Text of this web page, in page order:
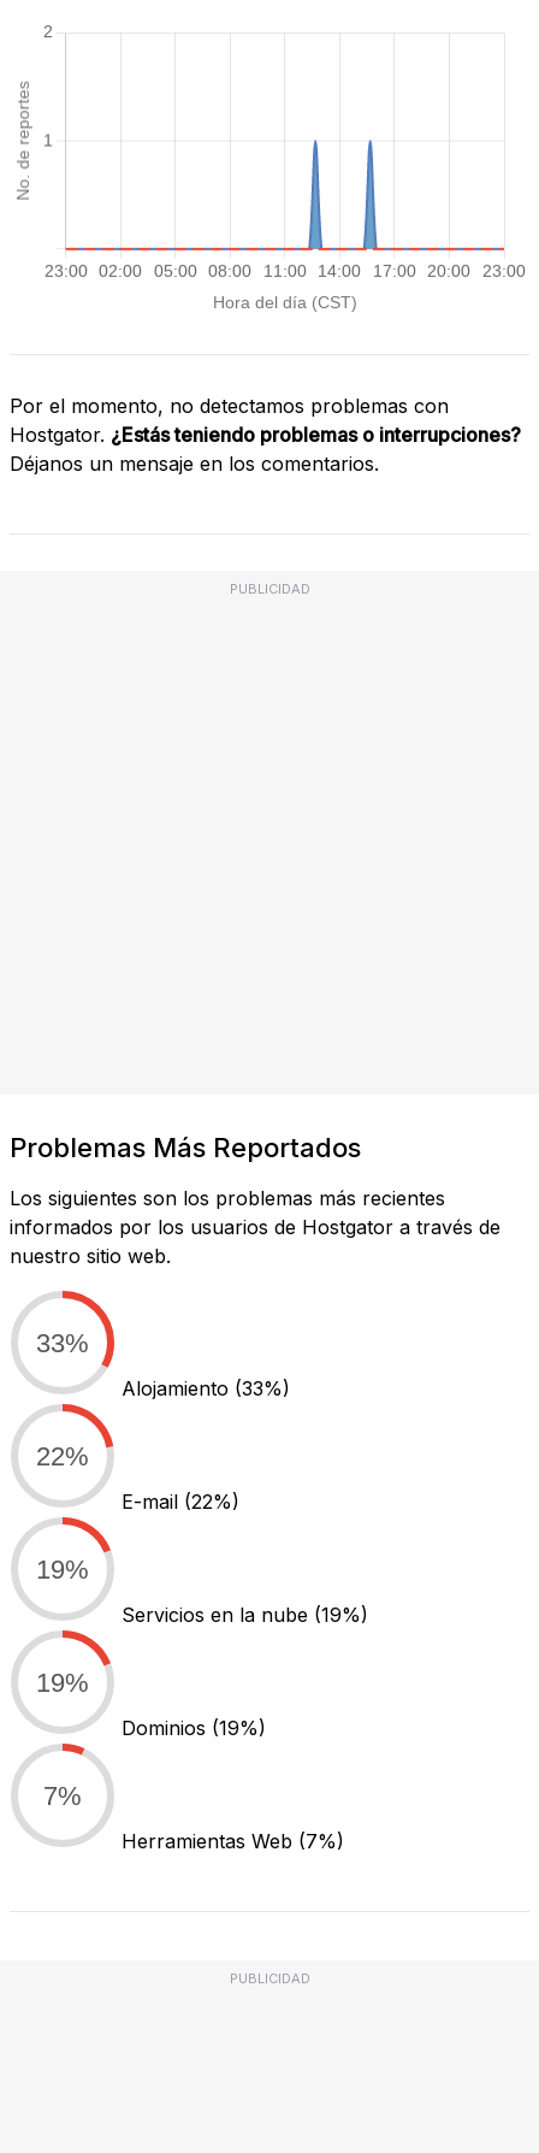
Por el momento, no detectamos problemas con
Hostgator. ¿Estás teniendo problemas o interrupciones?
Déjanos un mensaje en los comentarios.
PUBLICIDAD
Problemas Más Reportados
Los siguientes son los problemas más recientes
informados por los usuarios de Hostgator a través de
nuestro sitio web.
33%
Alojamiento (33%)
22%
E-mail (22%)
19%
Servicios en la nube (19%)
19%
Dominios (19%)
7%
Herramientas Web (7%)
PUBLICIDAD